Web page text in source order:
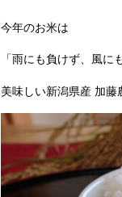
今年のお米は
「雨にも負けず、風
美味しい新潟県産 加藤